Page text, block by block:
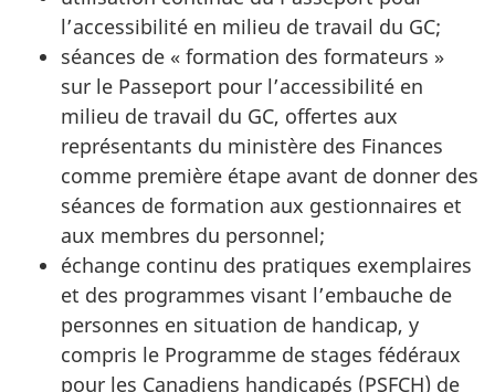
l’accessibilité en milieu de travail du GC;
séances de « formation des formateurs »
sur le Passeport pour l’accessibilité en
milieu de travail du GC, offertes aux
représentants du ministère des Finances
comme première étape avant de donner des
séances de formation aux gestionnaires et
aux membres du personnel;
échange continu des pratiques exemplaires
et des programmes visant l’embauche de
personnes en situation de handicap, y
compris le Programme de stages fédéraux
pour les Canadiens handicapés (PSFCH) de